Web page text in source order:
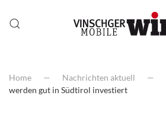
Home Nachrichten aktuell
werden gut in Südtirol investiert